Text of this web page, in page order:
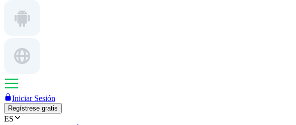
Iniciar Sesión
Regístrese gratis
ES